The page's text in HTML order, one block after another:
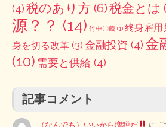
(4)税のあり方 (6)税金とは
源？？ (14) 竹中〇蔵 (1) 終身雇用
身を切る改革 (3) 金融投資 (4)金
(10) 需要と供給 (4)
記事コメント
（なんでも）いいから増税だ に